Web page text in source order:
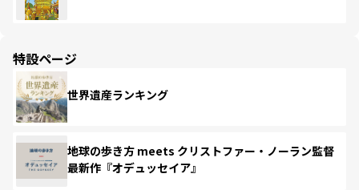
特設ページ
世界遺産ランキング
地球の歩き方 meets クリストファー・ノーラン監督
最新作『オデュッセイア』